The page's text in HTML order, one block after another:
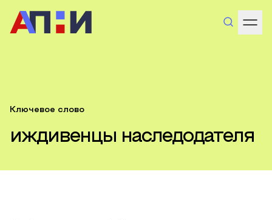
Ключевое слово
иждивенцы наследодателя